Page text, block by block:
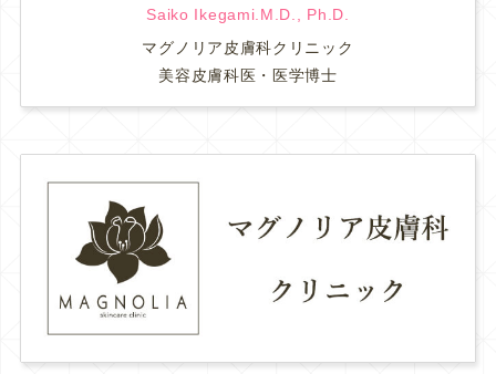
Saiko Ikegami.M.D., Ph.D.
マグノリア皮膚科クリニック
美容皮膚科医・医学博士